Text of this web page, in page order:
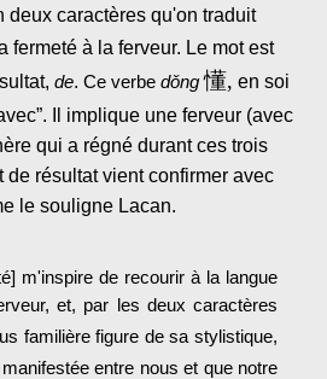
deux caractères qu'on traduit
fermeté à la ferveur. Le mot est
de. Ce verbe dǒng 懂, en soi
Il implique une ferveur (avec
qui a régné durant ces trois
de résultat vient confirmer avec
le souligne Lacan.
m'inspire de recourir à la langue
et, par les deux caractères
familière figure de sa stylistique,
entre nous et que notre